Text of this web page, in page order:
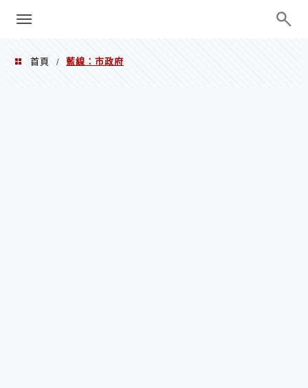
巧、世界走透透
menu
首頁 / 藍線：市政府